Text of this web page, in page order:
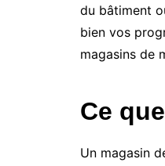
du bâtiment
bien vos
magasins de
Ce
Un magasin